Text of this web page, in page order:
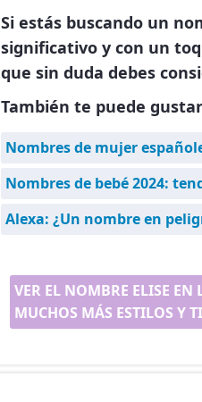
Si estás buscando un
significativo y con un
que sin duda debes
También te puede
Nombres de mujer
Nombres de bebé 2024:
Alexa: ¿Un nombre en
VER EL NOMBRE ELISE EN
MUCHOS MÁS ESTILOS Y